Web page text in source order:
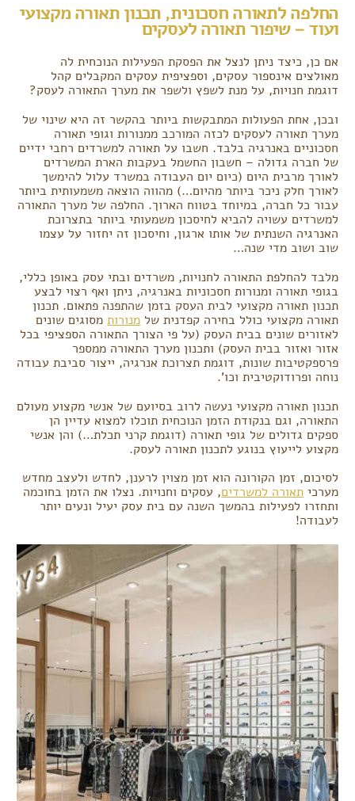
החלפה לתאורה חסכונית, תכנון תאורה מקצועי
ועוד – שיפור תאורה לעסקים
אם כן, כיצד ניתן לנצל את הפסקת הפעילות הנוכחית לה
מאולצים אינספור עסקים, וספציפית עסקים המקבלים קהל
דוגמת חנויות, על מנת לשפץ ולשפר את מערך התאורה לעסק?
ובכן, אחת הפעולות המתבקשות ביותר בהקשר זה היא שינוי של
מערך תאורה לעסקים לכזה המורכב ממנורות וגופי תאורה
חסכוניים באנרגיה בלבד. חשבו על תאורה למשרדים רחבי ידיים
של חברה גדולה – חשבון החשמל בעקבות הארת המשרדים
לאורך מרבית היום (כיום יום העבודה במשרד עלול להימשך
לאורך חלק ניכר ביותר מהיום…) מהווה הוצאה משמעותית ביותר
עבור כל חברה, במיוחד בטווח הארוך. החלפה של מערך התאורה
למשרדים עשויה להביא לחיסכון משמעותי ביותר בתצרוכת
האנרגיה השנתית של אותו ארגון, וחיסכון זה יחזור על עצמו
שוב ושוב מדי שנה…
מלבד להחלפת התאורה לחנויות, משרדים ובתי עסק באופן כללי,
בגופי תאורה ומנורות חסכוניות באנרגיה, ניתן ואף רצוי לבצע
תכנון תאורה מקצועי לבית העסק בזמן שהתפנה פתאום. תכנון
תאורה מקצועי כולל בחירה קפדנית של מנורותמסוגים שונים
לאזורים שונים בבית העסק (על פי הצורך התאורה הספציפי בכל
אזור ואזור בבית העסק) ותכנון מערך התאורה ממספר
פרספקטיבות שונות, דוגמת תצרוכת אנרגיה, ייצור סביבת עבודה
נוחה ופרודוקטיבית וכו'.
תכנון תאורה מקצועי נעשה לרוב בסיועם של אנשי מקצוע מעולם
התאורה, וגם בנקודת הזמן הנוכחית תוכלו למצוא עדיין הן
ספקים גדולים של גופי תאורה (דוגמת קרני תכלת…) והן אנשי
מקצוע לייעוץ בנוגע לתכנון תאורה לעסק.
לסיכום, זמן הקורונה הוא זמן מצוין לרענן, לחדש ולעצב מחדש
מערכי תאורה למשרדים, עסקים וחנויות. נצלו את הזמן בחוכמה
ותחזרו לפעילות בהמשך השנה עם בית עסק יעיל ונעים יותר
לעבודה!